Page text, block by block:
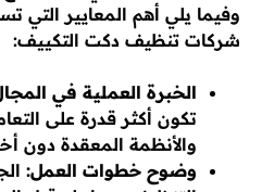
وفيما يلي أهم المعايير التي
شركات تنظيف دكت التكييف:
الخبرة العملية في
تكون أكثر قدرة على
والأنظمة المعقدة دون
وضوح خطوات العمل: